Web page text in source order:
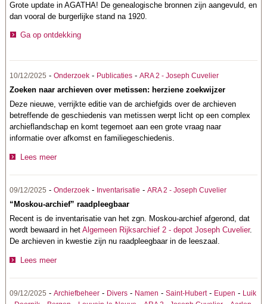
Grote update in AGATHA! De genealogische bronnen zijn aangevuld, en
dan vooral de burgerlijke stand na 1920.
Ga op ontdekking
10/12/2025 -Onderzoek - Publicaties -ARA 2 - Joseph Cuvelier
Zoeken naar archieven over metissen: herziene zoekwijzer
Deze nieuwe, verrijkte editie van de archiefgids over de archieven
betreffende de geschiedenis van metissen werpt licht op een complex
archieflandschap en komt tegemoet aan een grote vraag naar
informatie over afkomst en familiegeschiedenis.
Lees meer
09/12/2025 -Onderzoek - Inventarisatie -ARA 2 - Joseph Cuvelier
“Moskou-archief” raadpleegbaar
Recent is de inventarisatie van het zgn. Moskou-archief afgerond, dat
wordt bewaard in hetAlgemeen Rijksarchief 2 - depot Joseph Cuvelier.
De archieven in kwestie zijn nu raadpleegbaar in de leeszaal.
Lees meer
09/12/2025 -Archiefbeheer - Divers - Namen -Saint-Hubert- Eupen - Luik